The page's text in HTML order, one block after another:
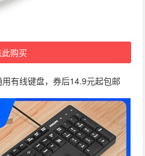
此购买
用有线键盘，券后14.9元起包邮